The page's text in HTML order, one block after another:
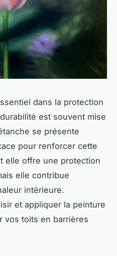
dans la protection
est souvent mise
se présente
pour renforcer cette
elle offre une protection
elle contribue
intérieure.
et appliquer la peinture
vos toits en barrières